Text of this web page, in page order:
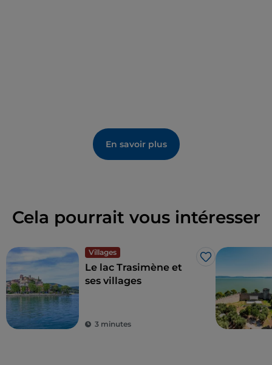
En savoir plus
Cela pourrait vous intéresser
Villages
J’aime
Le lac Trasimène et
ses villages
3 minutes